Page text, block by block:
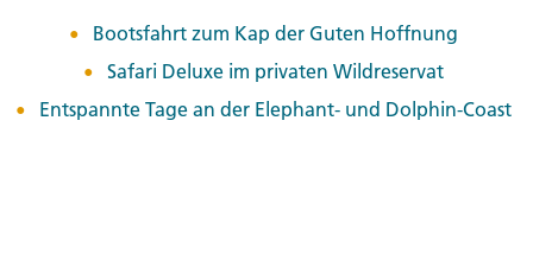
Bootsfahrt zum Kap der Guten Hoffnung
Safari Deluxe im privaten Wildreservat
Entspannte Tage an der Elephant- und Dolphin-Coast